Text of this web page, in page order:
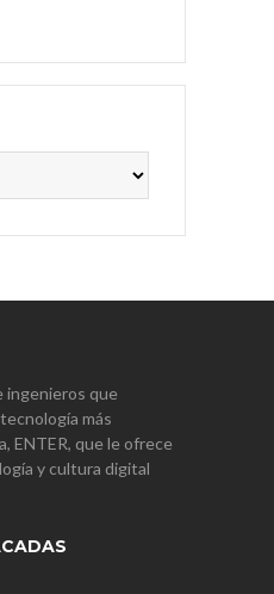
ingenieros que
más
ENTER, que le ofrece
y cultura digital